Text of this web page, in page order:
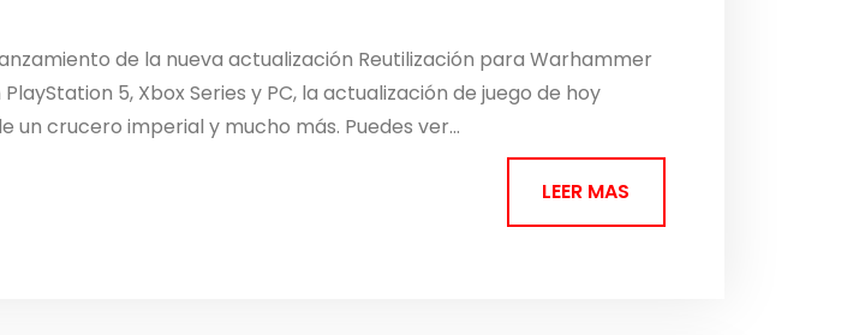
de la nueva actualización Reutilización para Warhammer
5, Xbox Series y PC, la actualización de juego de hoy
crucero imperial y mucho más. Puedes ver...
LEER MAS